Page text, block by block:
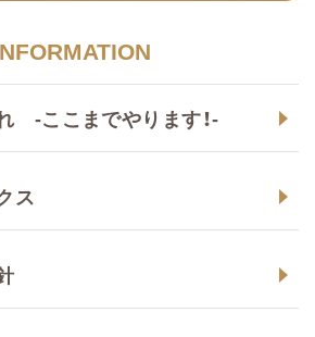
-ここまでやります！-
ス